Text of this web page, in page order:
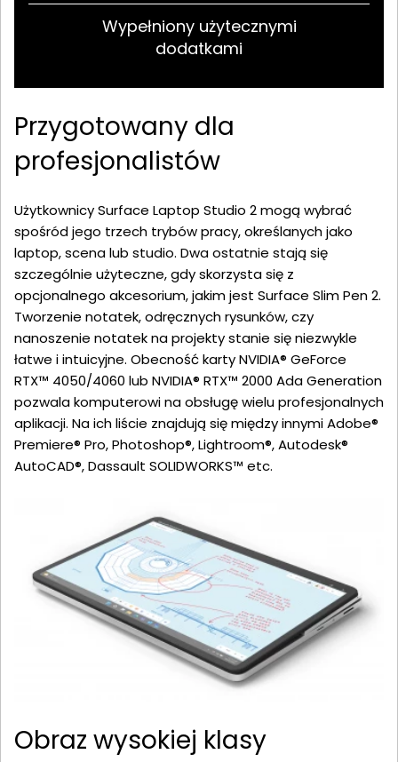
Wypełniony użytecznymi
dodatkami
Przygotowany dla
profesjonalistów
Użytkownicy Surface Laptop Studio 2 mogą wybrać
spośród jego trzech trybów pracy, określanych jako
laptop, scena lub studio. Dwa ostatnie stają się
szczególnie użyteczne, gdy skorzysta się z
opcjonalnego akcesorium, jakim jest Surface Slim Pen 2.
Tworzenie notatek, odręcznych rysunków, czy
nanoszenie notatek na projekty stanie się niezwykle
łatwe i intuicyjne. Obecność karty NVIDIA® GeForce
RTX™ 4050/4060 lub NVIDIA® RTX™ 2000 Ada Generation
pozwala komputerowi na obsługę wielu profesjonalnych
aplikacji. Na ich liście znajdują się między innymi Adobe®
Premiere® Pro, Photoshop®, Lightroom®, Autodesk®
AutoCAD®, Dassault SOLIDWORKS™ etc.
Obraz wysokiej klasy